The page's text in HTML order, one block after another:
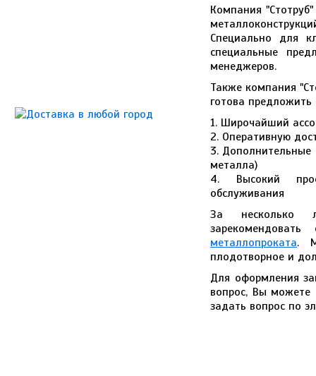
Компания
Специально для
специальные
менеджеров.
Также компания
готова
1. Широчайший
2. Оперативную
3. Дополнительные
металла)
4. Высокий
обслуживания
За несколько
металлопроката.
плодотворное и
Для оформления
вопрос, Вы
задать вопрос по